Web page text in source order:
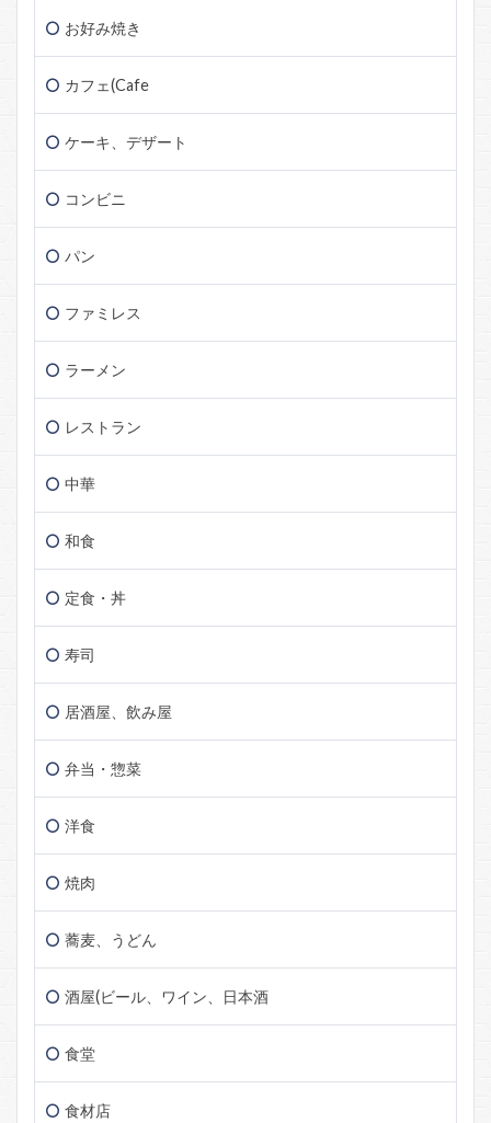
お好み焼き
カフェ(Cafe
ケーキ、デザート
コンビニ
パン
ファミレス
ラーメン
レストラン
中華
和食
定食・丼
寿司
居酒屋、飲み屋
弁当・惣菜
洋食
焼肉
蕎麦、うどん
酒屋(ビール、ワイン、日本酒
食堂
食材店